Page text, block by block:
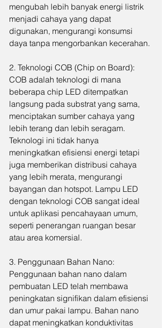
mengubah lebih banyak energi listrik
menjadi cahaya yang dapat
digunakan, mengurangi konsumsi
daya tanpa mengorbankan kecerahan.
2. Teknologi COB (Chip on Board):
COB adalah teknologi di mana
beberapa chip LED ditempatkan
langsung pada substrat yang sama,
menciptakan sumber cahaya yang
lebih terang dan lebih seragam.
Teknologi ini tidak hanya
meningkatkan efisiensi energi tetapi
juga memberikan distribusi cahaya
yang lebih merata, mengurangi
bayangan dan hotspot. Lampu LED
dengan teknologi COB sangat ideal
untuk aplikasi pencahayaan umum,
seperti penerangan ruangan besar
atau area komersial.
3. Penggunaan Bahan Nano:
Penggunaan bahan nano dalam
pembuatan LED telah membawa
peningkatan signifikan dalam efisiensi
dan umur pakai lampu. Bahan nano
dapat meningkatkan konduktivitas